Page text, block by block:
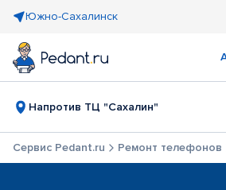
Южно-Сахалинск
Напротив ТЦ "Сахалин"
Сервис Pedant.ru Ремонт телефонов